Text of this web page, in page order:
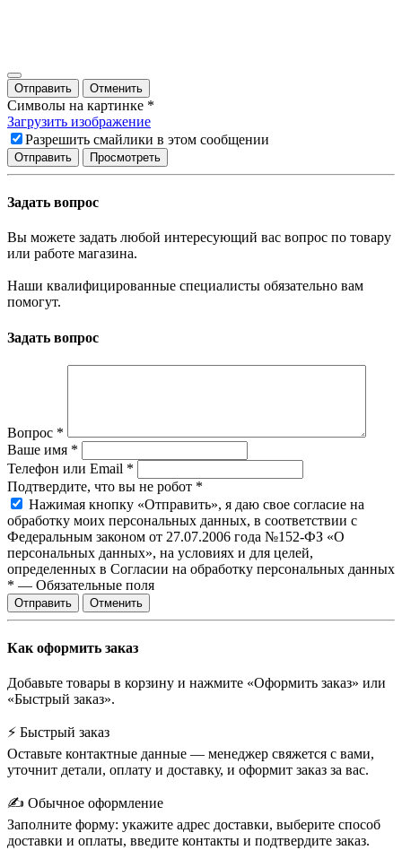
Отправить Отменить
Символы на картинке *
Загрузить изображение
Разрешить смайлики в этом сообщении
Задать вопрос
Вы можете задать любой интересующий вас вопрос по товару
или работе магазина.
Наши квалифицированные специалисты обязательно вам
помогут.
Задать вопрос
Вопрос *
Ваше имя *
Телефон или Email *
Подтвердите, что вы не робот *
Нажимая кнопку «Отправить», я даю свое согласие на
обработку моих персональных данных, в соответствии с
Федеральным законом от 27.07.2006 года №152-ФЗ «О
персональных данных», на условиях и для целей,
определенных в Согласии на обработку персональных данных
* — Обязательные поля
Отправить Отменить
Как оформить заказ
Добавьте товары в корзину и нажмите «Оформить заказ» или
«Быстрый заказ».
⚡ Быстрый заказ
Оставьте контактные данные — менеджер свяжется с вами,
уточнит детали, оплату и доставку, и оформит заказ за вас.
✍️ Обычное оформление
Заполните форму: укажите адрес доставки, выберите способ
доставки и оплаты, введите контакты и подтвердите заказ.